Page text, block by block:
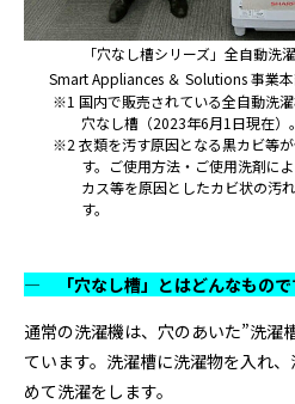
「穴なし槽シリーズ」全自動洗
Smart Appliances ＆ Solutions 事業
※1 国内で販売されている全自動洗濯
穴なし槽（2023年6月1日現在）。
※2 衣類を汚す原因となる黒カビ等
す。ご使用方法・ご使用洗剤に
カス等を原因としたカビ状の汚
す。
― 「穴なし槽」とはどんなもので
通常の洗濯機は、穴のあいた”洗濯
ています。洗濯槽に洗濯物を入れ
めて洗濯をします。